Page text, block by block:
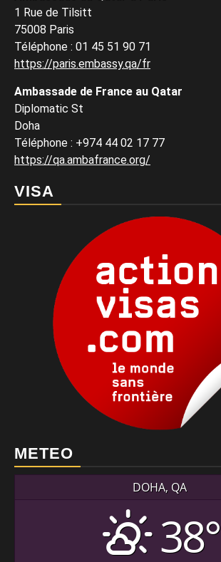
1 Rue de Tilsitt
75008 Paris
Téléphone : 01 45 51 90 71
https://paris.embassy.qa/fr
Ambassade de France au Qatar
Diplomatic St
Doha
Téléphone : +974 44 02 17 77
https://qa.ambafrance.org/
VISA
METEO
DOHA, QA
38°